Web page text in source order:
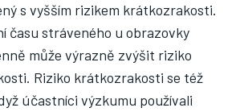
s vyšším rizikem krátkozrakosti.
času stráveného u obrazovky
může výrazně zvýšit riziko
Riziko krátkozrakosti se též
účastníci výzkumu používali